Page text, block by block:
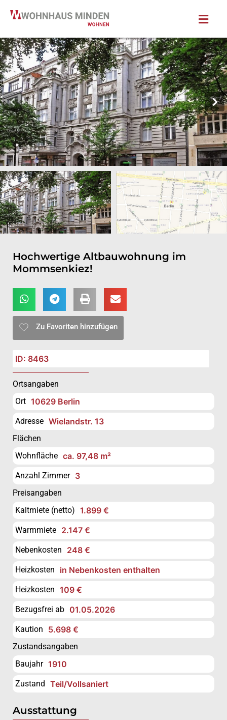
Hochwertige Altbauwohnung im
Mommsenkiez!
Zu Favoriten hinzufügen
ID: 8463
Ortsangaben
Ort 10629 Berlin
Adresse Wielandstr. 13
Flächen
Wohnfläche ca. 97,48 m²
Anzahl Zimmer 3
Preisangaben
Kaltmiete (netto) 1.899 €
Warmmiete 2.147 €
Nebenkosten 248 €
Heizkosten in Nebenkosten enthalten
Heizkosten 109 €
Bezugsfrei ab 01.05.2026
Kaution 5.698 €
Zustandsangaben
Baujahr 1910
Zustand Teil/Vollsaniert
Ausstattung